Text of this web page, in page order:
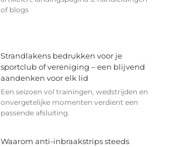
of blogs
Strandlakens bedrukken voor je
sportclub of vereniging – een blijvend
aandenken voor elk lid
Een seizoen vol trainingen, wedstrijden en
onvergetelijke momenten verdient een
passende afsluiting.
Waarom anti-inbraakstrips steeds